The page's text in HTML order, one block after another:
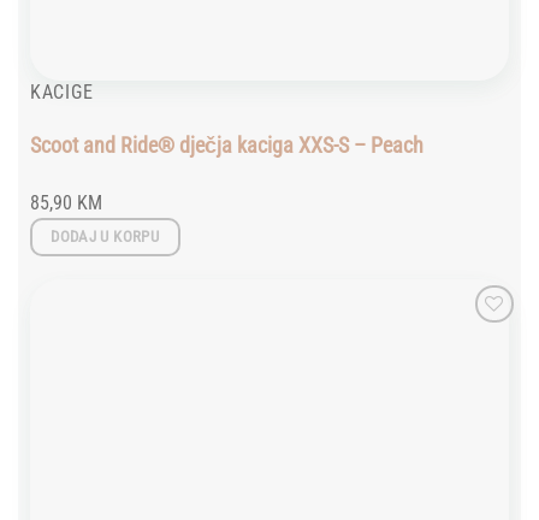
KACIGE
Scoot and Ride® dječja kaciga XXS-S – Peach
85,90 KM
DODAJ U KORPU